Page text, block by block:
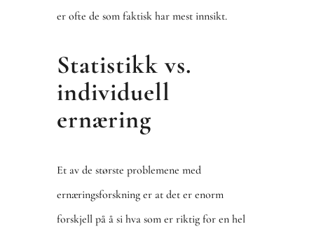
er ofte de som faktisk har mest innsikt.
Statistikk vs.
individuell
ernæring
Et av de største problemene med
ernæringsforskning er at det er enorm
forskjell på å si hva som er riktig for en hel